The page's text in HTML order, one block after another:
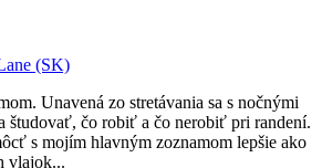
(SK)
Unavená zo stretávania sa s nočnými
študovať, čo robiť a čo nerobiť pri randení.
s mojím hlavným zoznamom lepšie ako
vlajok...